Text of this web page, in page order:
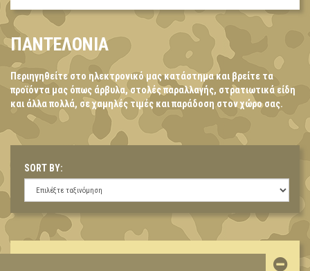
ΠΑΝΤΕΛΟΝΙΑ
Περιηγηθείτε στο ηλεκτρονικό μας κατάστημα και βρείτε τα
προϊόντα μας όπως άρβυλα, στολές παραλλαγής, στρατιωτικά είδη
και άλλα πολλά, σε χαμηλές τιμές και παράδοση στον χώρο σας.
SORT BY: